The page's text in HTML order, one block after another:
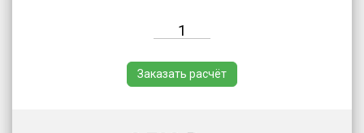
Заказать расчёт